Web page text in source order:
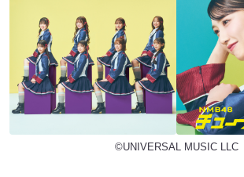
©UNIVERSAL MUSIC LLC